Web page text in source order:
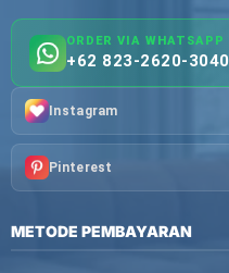
ORDER VIA WHATSAPP
+62 823-2620-3040
Instagram
Pinterest
METODE PEMBAYARAN